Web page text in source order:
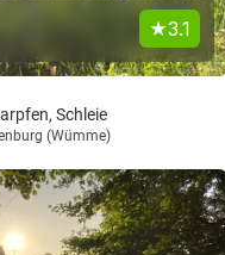
3.1
Schleie
(Wümme)